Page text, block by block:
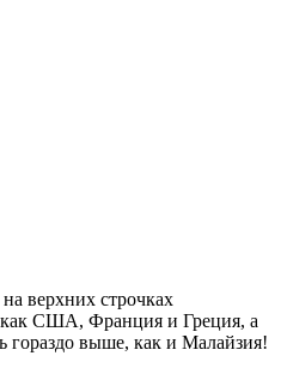
верхних строчках
как США, Франция и Греция, а
гораздо выше, как и Малайзия!